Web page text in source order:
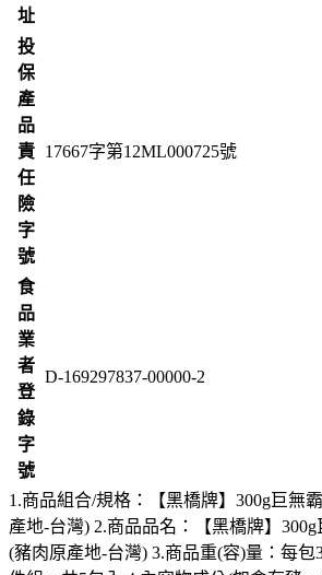
址
投
保
產
品
責
任
險
字
號
17667字第12ML000725號
食
品
業
者
登
錄
字
號
D-169297837-00000-2
1.商品組合/規格：【黑橋牌】300g巨無
產地-台灣) 2.商品品名：【黑橋牌】
(豬肉原產地-台灣) 3.商品重(容)量：每包